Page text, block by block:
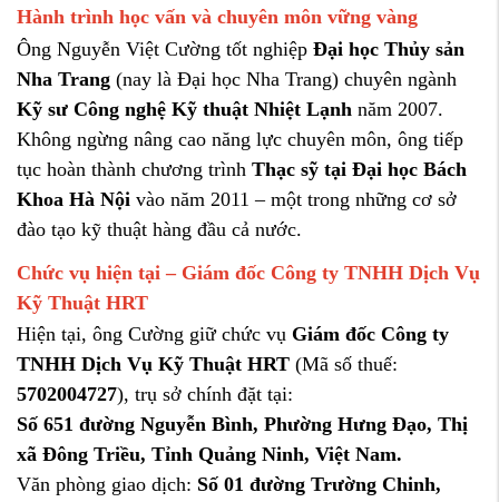
Hành trình học vấn và chuyên môn vững vàng
Ông Nguyễn Việt Cường tốt nghiệp Đại học Thủy sản
Nha Trang (nay là Đại học Nha Trang) chuyên ngành
Kỹ sư Công nghệ Kỹ thuật Nhiệt Lạnh năm 2007.
Không ngừng nâng cao năng lực chuyên môn, ông tiếp
tục hoàn thành chương trình Thạc sỹ tại Đại học Bách
Khoa Hà Nội vào năm 2011 – một trong những cơ sở
đào tạo kỹ thuật hàng đầu cả nước.
Chức vụ hiện tại – Giám đốc Công ty TNHH Dịch Vụ
Kỹ Thuật HRT
Hiện tại, ông Cường giữ chức vụ Giám đốc Công ty
TNHH Dịch Vụ Kỹ Thuật HRT (Mã số thuế:
5702004727), trụ sở chính đặt tại:
Số 651 đường Nguyễn Bình, Phường Hưng Đạo, Thị
xã Đông Triều, Tỉnh Quảng Ninh, Việt Nam.
Văn phòng giao dịch: Số 01 đường Trường Chinh,